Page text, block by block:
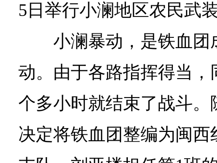
5日举行小澜地区农民武
小澜暴动，是铁血
动。由于各路指挥得当，
个多小时就结束了战斗
决定将铁血团整编为闽